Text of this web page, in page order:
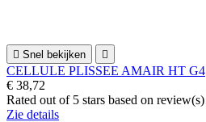
 Snel bekijken 
CELLULE PLISSEE AMAIR HT G4
€ 38,72
Rated out of 5 stars based on review(s)
Zie details